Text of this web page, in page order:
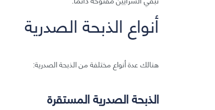
أنواع الذبحة الصدرية
هنالك عدة أنواع مختلفة من الذبحة الصدرية:
الذبحة الصدرية المستقرة